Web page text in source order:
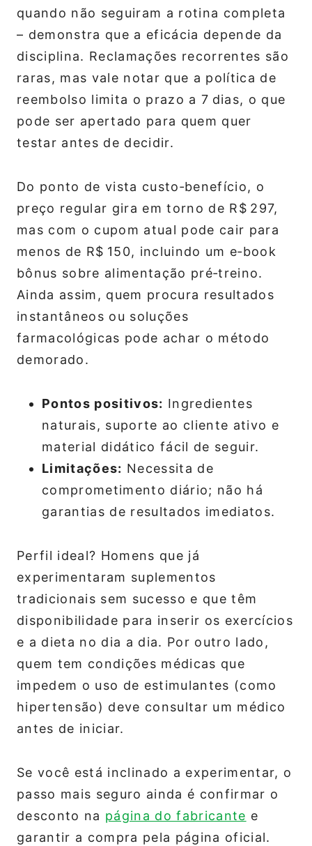
quando não seguiram a rotina completa
– demonstra que a eficácia depende da
disciplina. Reclamações recorrentes são
raras, mas vale notar que a política de
reembolso limita o prazo a 7 dias, o que
pode ser apertado para quem quer
testar antes de decidir.
Do ponto de vista custo‑benefício, o
preço regular gira em torno de R$ 297,
mas com o cupom atual pode cair para
menos de R$ 150, incluindo um e‑book
bônus sobre alimentação pré‑treino.
Ainda assim, quem procura resultados
instantâneos ou soluções
farmacológicas pode achar o método
demorado.
Pontos positivos: Ingredientes
naturais, suporte ao cliente ativo e
material didático fácil de seguir.
Limitações: Necessita de
comprometimento diário; não há
garantias de resultados imediatos.
Perfil ideal? Homens que já
experimentaram suplementos
tradicionais sem sucesso e que têm
disponibilidade para inserir os exercícios
e a dieta no dia a dia. Por outro lado,
quem tem condições médicas que
impedem o uso de estimulantes (como
hipertensão) deve consultar um médico
antes de iniciar.
Se você está inclinado a experimentar, o
passo mais seguro ainda é confirmar o
desconto na página do fabricante e
garantir a compra pela página oficial.